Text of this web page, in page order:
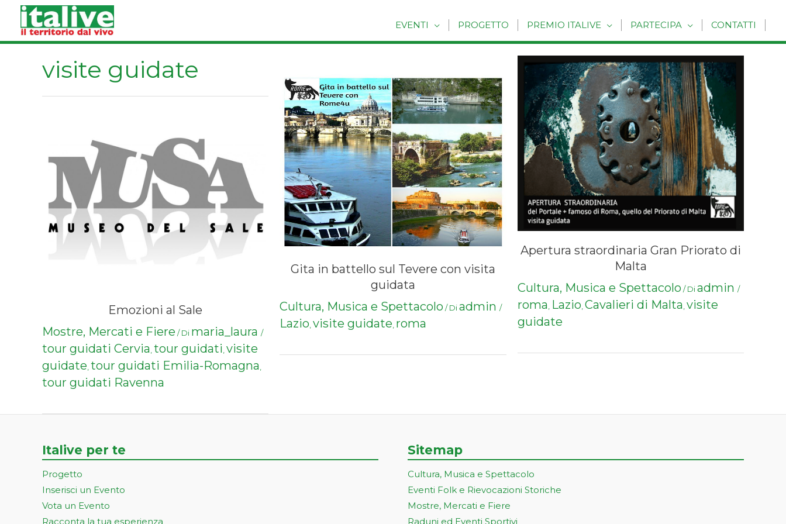
contenuto
EVENTI PROGETTO PREMIO ITALIVE PARTECIPA CONTATTI
visite guidate
Emozioni al Sale
Mostre, Mercati e Fiere / Di maria_laura /
tour guidati Cervia tour guidati visite
guidate tour guidati Emilia-Romagna
tour guidati Ravenna
Gita in battello sul Tevere con visita
guidata
Cultura, Musica e Spettacolo / Diadmin /
Lazio,visite guidate, roma
Apertura straordinaria Gran Priorato di
Malta
Cultura, Musica e Spettacolo / Di admin /
roma, Lazio, Cavalieri di Malta, visite
guidate
Italive per te
Progetto
Inserisci un Evento
Vota un Evento
Racconta la tua esperienza
Sitemap
Cultura, Musica e Spettacolo
Eventi Folk e Rievocazioni Storiche
Mostre, Mercati e Fiere
Raduni ed Eventi Sportivi